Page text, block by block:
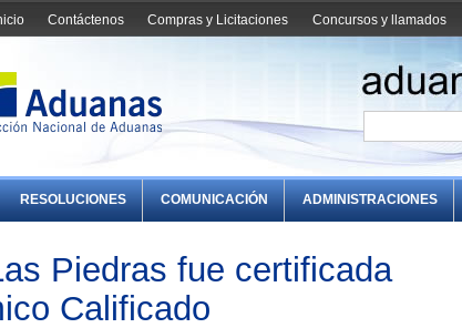
Concursos y llamados
Compras y Licitaciones
Contáctenos
RESOLUCIONES COMUNICACIÓN ADMINISTRACIONES
Piedras fue certificada
Calificado